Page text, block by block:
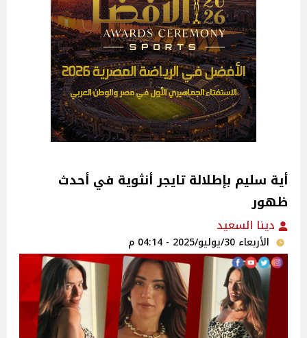
أية سليم بإطلالة تايجر أنثوية في أحدث
ظهور
دينا السعيد
الأربعاء 30/يوليو/2025 - 04:14 م